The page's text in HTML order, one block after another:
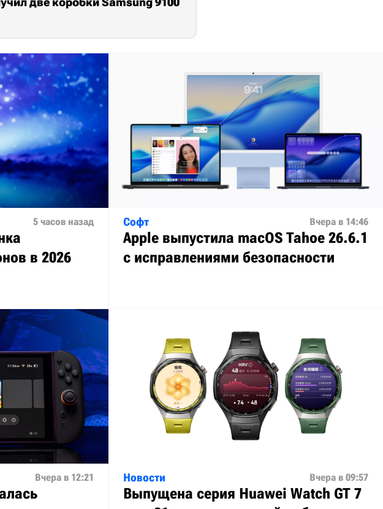
5 часов назад
в 2026
Софт Вчера в 14:46
Apple выпустила macOS Tahoe 26.6.1
с исправлениями безопасности
Вчера в 12:21 Новости Вчера в 09:57
Выпущена серия Huawei Watch GT 7